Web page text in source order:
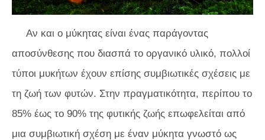
Αν και ο μύκητας είναι ένας παράγοντας
αποσύνθεσης που διασπά το οργανικό υλικό, πολλοί
τύποι μυκήτων έχουν επίσης συμβιωτικές σχέσεις με
τη ζωή των φυτών. Στην πραγματικότητα, περίπου το
85% έως το 90% της φυτικής ζωής επωφελείται από
μια συμβιωτική σχέση με έναν μύκητα γνωστό ως